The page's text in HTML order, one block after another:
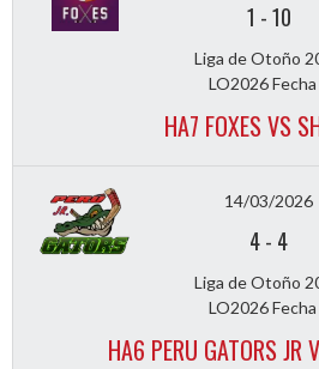
1 -10
Liga de Otoño
LO2026 Fecha
HA7 FOXES VS
14/03/2026
4- 4
Liga de Otoño
LO2026 Fecha
HA6 PERU GATORS JR